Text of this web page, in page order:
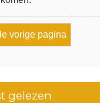
vorige pagina
gelezen